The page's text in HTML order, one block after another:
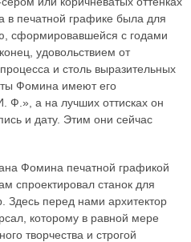
в печатной графике была для
сформировавшейся с годами
удовольствием от
и столь выразительных
Фомина имеют его
Ф.», а на лучших оттисках он
и дату. Этим они сейчас
Фомина печатной графикой
спроектировал станок для
Здесь перед нами архитектор
которому в равной мере
творчества и строгой